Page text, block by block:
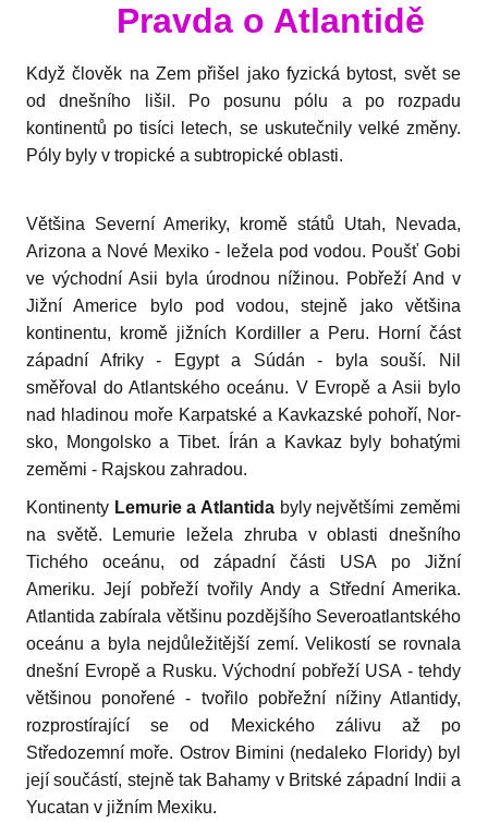
Pravda o Atlantidě
Když člověk na Zem přišel jako fyzická bytost, svět se
od dnešní­ho lišil. Po posunu pólu a po rozpadu
kontinentů po tisíci letech, se uskutečnily velké změny.
Póly byly v tropické a subtropické oblasti.
Většina Severní Ameri­ky, kromě států Utah, Nevada,
Arizona a Nové Mexiko - ležela pod vodou. Poušť Gobi
ve východní Asii byla úrodnou nížinou. Pobřeží And v
Jižní Americe bylo pod vodou, stejně jako většina
kontinen­tu, kromě jižních Kordiller a Peru. Horní část
západní Afriky - Egypt a Súdán - byla souší. Nil
směřoval do Atlantského oceánu. V Evropě a Asii bylo
nad hladinou moře Karpatské a Kavkazské pohoří, Nor­
sko, Mongolsko a Tibet. Írán a Kavkaz byly bohatými
zeměmi - Raj­skou zahradou.
Kontinenty Lemurie a Atlantida byly největšími zeměmi
na světě. Lemurie ležela zhruba v oblasti dnešního
Tichého oceánu, od západ­ní části USA po Jižní
Ameriku. Její pobřeží tvořily Andy a Střední Amerika.
Atlantida zabírala většinu pozdějšího Severoatlantského
oceánu a byla nejdůležitější zemí. Velikostí se rovnala
dnešní Evropě a Ru­sku. Východní pobřeží USA - tehdy
většinou ponořené - tvořilo po­břežní nížiny Atlantidy,
rozprostírající se od Mexického zálivu až po
Středozemní moře. Ostrov Bimini (nedaleko Floridy) byl
její součás­tí, stejně tak Bahamy v Britské západní Indii a
Yucatan v jižním Me­xiku.